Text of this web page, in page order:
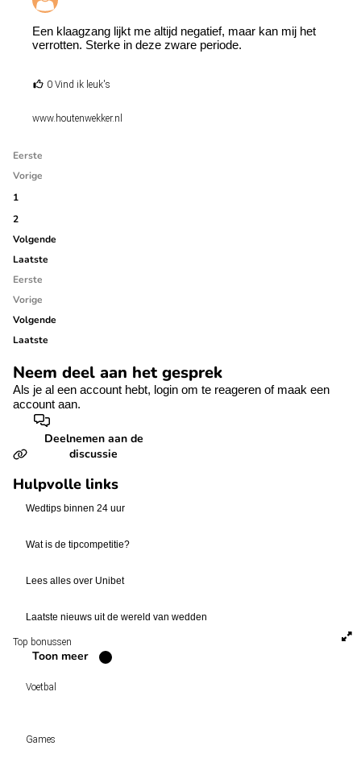
Een klaagzang lijkt me altijd negatief, maar kan mij het
verrotten. Sterke in deze zware periode.
0 Vind ik leuk's
www.houtenwekker.nl
Eerste
Vorige
1
2
Volgende
Laatste
Eerste
Vorige
Volgende
Laatste
Neem deel aan het gesprek
Als je al een account hebt, login om te reageren of maak een
account aan.
Deelnemen aan de
discussie
Hulpvolle links
Wedtips binnen 24 uur
Wat is de tipcompetitie?
Lees alles over Unibet
Laatste nieuws uit de wereld van wedden
Top bonussen
Toon meer
Voetbal
Wedtips
Games